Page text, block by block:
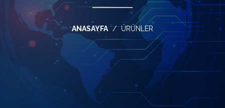
ANASAYFA ÜRÜNLER